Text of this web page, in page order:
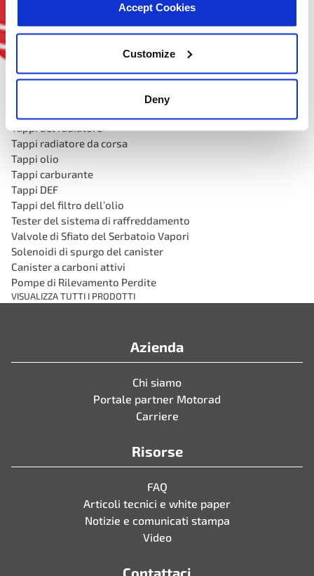
Accept Cookies
Customize
Deny
Tappi del radiatore
Tappi radiatore da corsa
Tappi olio
Tappi carburante
Tappi DEF
Tappi del filtro dell’olio
Tester del sistema di raffreddamento
Valvole di Sfiato del Serbatoio Vapori
Solenoidi di spurgo del canister
Canister a carboni attivi
Pompe di Rilevamento Perdite
VISUALIZZA TUTTI I PRODOTTI
Azienda
Chi siamo
Portale partner Motorad
Carriere
Risorse
FAQ
Articoli tecnici e white paper
Notizie e comunicati stampa
Video